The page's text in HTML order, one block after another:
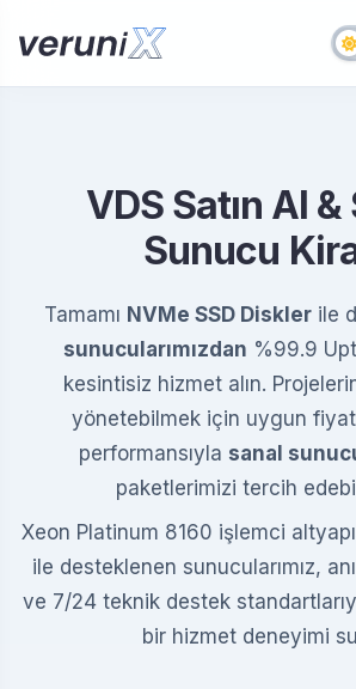
Şifremi
Hesabınızı
Destek
Bize ulaşın
VDS Satın Al &
Sunucu
Tamamı NVMe SSD Disklerile
sunucularımızdan %99.9
kesintisiz hizmet alın.
yönetebilmek için uygun
performansıyla sanal
paketlerimizi tercih
Xeon Platinum 8160 işlemci
ile desteklenen sunucularımız,
ve 7/24 teknik destek
bir hizmet deneyimi